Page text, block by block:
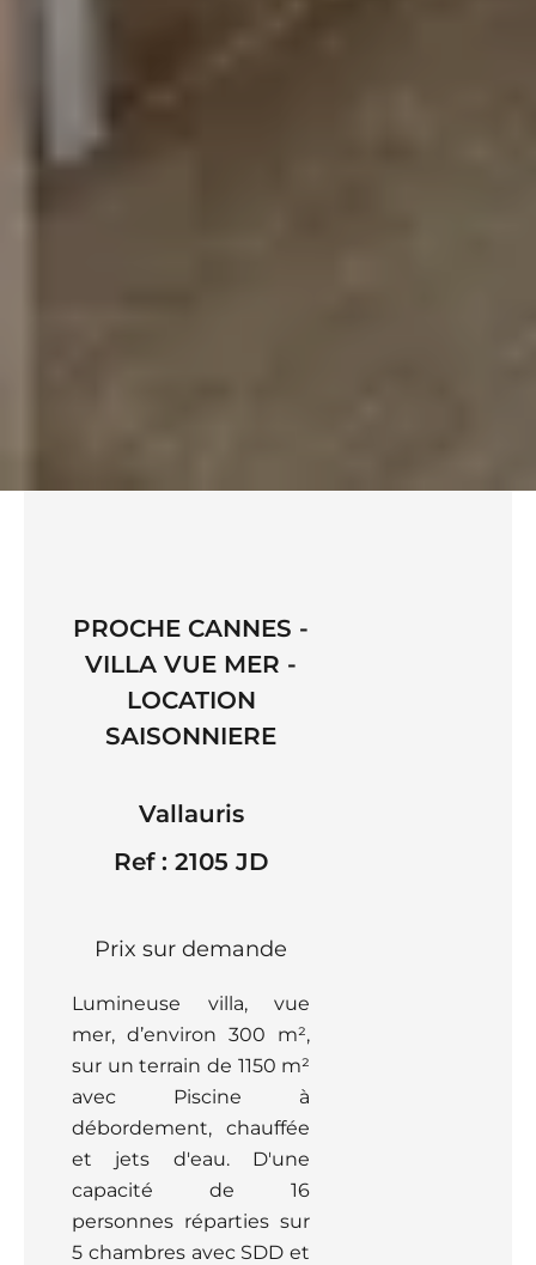
PROCHE CANNES -
VILLA VUE MER -
LOCATION
SAISONNIERE
Vallauris
Ref : 2105 JD
Prix sur demande
Lumineuse villa, vue
mer, d’environ 300 m²,
sur un terrain de 1150 m²
avec Piscine à
débordement, chauffée
et jets d'eau. D'une
capacité de 16
personnes réparties sur
5 chambres avec SDD et